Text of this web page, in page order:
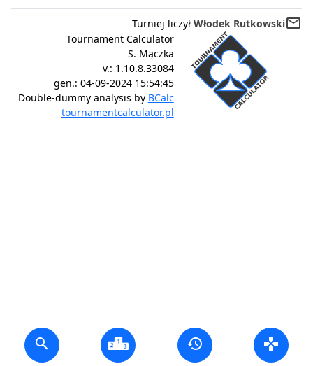
Turniej liczył Włodek Rutkowskimail_outline
Tournament Calculator
S. Mączka
v.: 1.10.8.33084
gen.: 04-09-2024 15:54:45
Double-dummy analysis by BCalc
tournamentcalculator.pl
search history gamepad